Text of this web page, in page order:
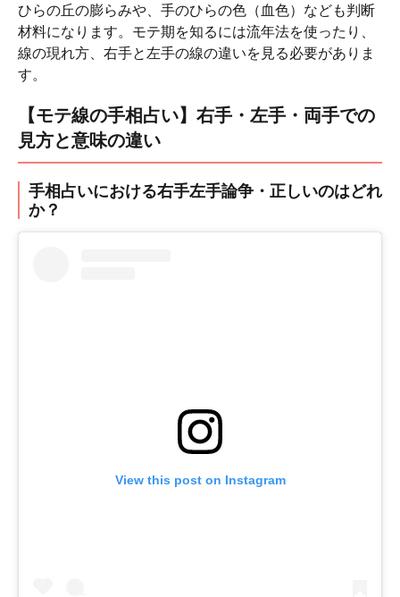
ひらの丘の膨らみや、手のひらの色（血色）なども判断
材料になります。モテ期を知るには流年法を使ったり、
線の現れ方、右手と左手の線の違いを見る必要がありま
す。
【モテ線の手相占い】右手・左手・両手での
見方と意味の違い
手相占いにおける右手左手論争・正しいのはどれ
か？
View this post on Instagram